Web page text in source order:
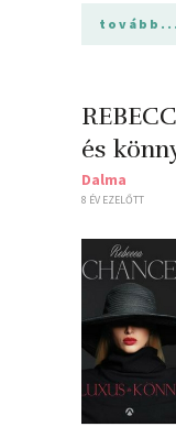
tovább...
és
Dalma
8 ÉV EZELŐTT